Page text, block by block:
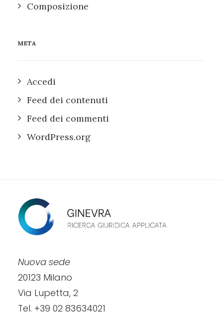
Composizione
META
Accedi
Feed dei contenuti
Feed dei commenti
WordPress.org
Nuova sede
20123 Milano
Via Lupetta, 2
Tel. +39 02 83634021